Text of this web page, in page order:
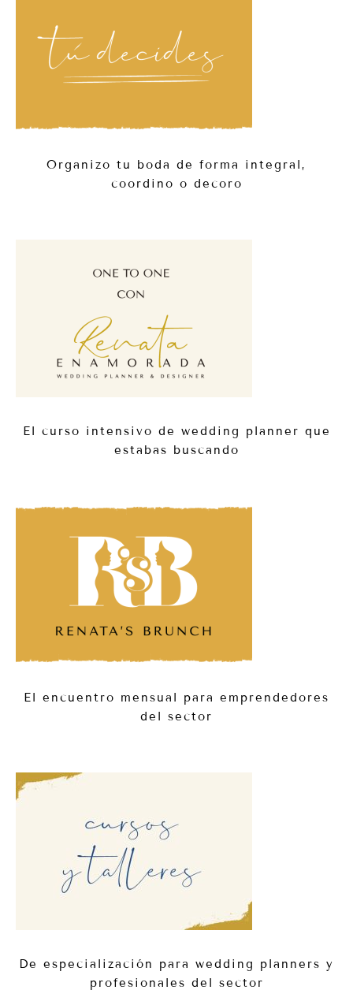
Organizo tu boda de forma integral,
coordino o decoro
El curso intensivo de wedding planner que
estabas buscando
El encuentro mensual para emprendedores
del sector
De especialización para wedding planners y
profesionales del sector